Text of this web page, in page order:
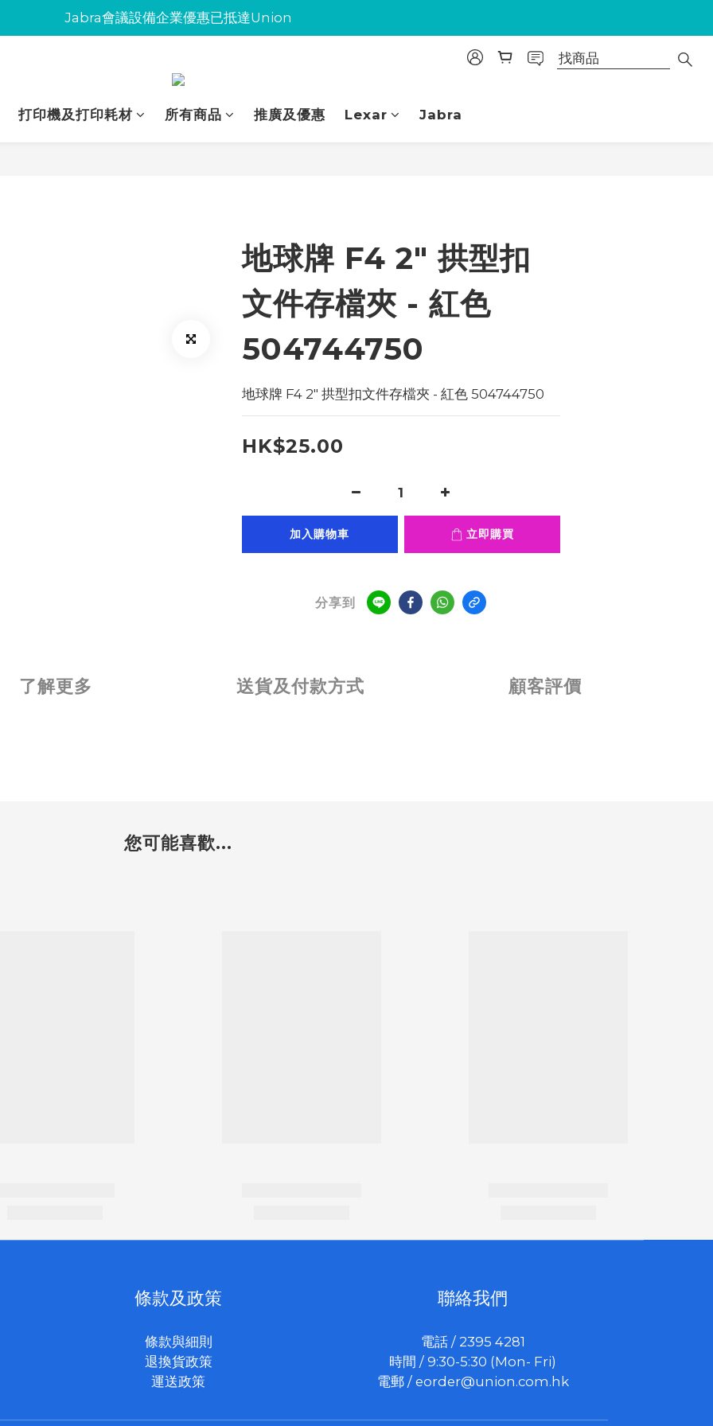
Jabra會議設備企業優惠已抵達Union
Jabra會議設備企業優惠已抵達Union
Jabra會議設備企業優惠已抵達Union
打印機及打印耗材
所有商品 推廣及優惠 Lexar Jabra
地球牌 F4 2" 拱型扣
文件存檔夾 - 紅色
504744750
地球牌 F4 2" 拱型扣文件存檔夾 - 紅色 504744750
HK$25.00
加入購物車 立即購買
分享到
了解更多 送貨及付款方式 顧客評價
您可能喜歡...
條款及政策
條款與細則
退換貨政策
運送政策
聯絡我們
電話 / 2395 4281
時間 / 9:30-5:30 (Mon- Fri)
電郵 / eorder@union.com.hk